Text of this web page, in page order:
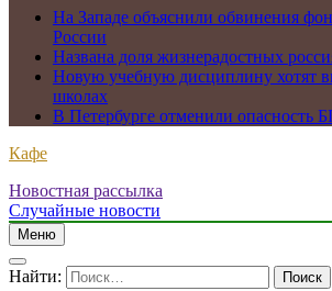
На Западе объяснили обвинения
России
Названа доля жизнерадостных
Новую учебную дисциплину хотят
школах
В Петербурге отменили опасность
Кафе
Новостная рассылка
Случайные новости
Меню
Найти: